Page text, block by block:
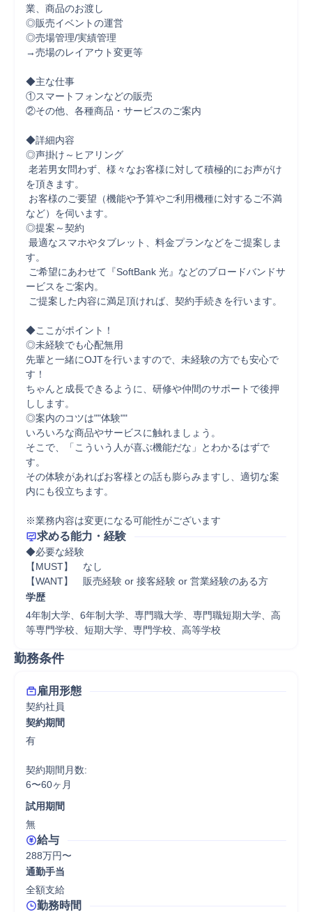
業、商品のお渡し
◎販売イベントの運営
◎売場管理/実績管理
→売場のレイアウト変更等
◆主な仕事
①スマートフォンなどの販売
②その他、各種商品・サービスのご案内
◆詳細内容
◎声掛け～ヒアリング
を頂きます。
など）を伺います。
◎提案～契約
す。
ービスをご案内。
◆ここがポイント！
◎未経験でも心配無用
先輩と一緒にOJTを行いますので、未経験の方でも安心で
す！
ちゃんと成長できるように、研修や仲間のサポートで後押
しします。
◎案内のコツは""体験""
いろいろな商品やサービスに触れましょう。
そこで、「こういう人が喜ぶ機能だな」とわかるはずで
す。
その体験があればお客様との話も膨らみますし、適切な案
内にも役立ちます。
※業務内容は変更になる可能性がございます
求める能力・経験
◆必要な経験
【MUST】　なし
【WANT】　販売経験 or 接客経験 or 営業経験のある方
学歴
4年制大学、6年制大学、専門職大学、専門職短期大学、高
等専門学校、短期大学、専門学校、高等学校
勤務条件
雇用形態
契約社員
契約期間
有
契約期間月数:
6〜60ヶ月
試用期間
無
給与
288万円〜
通勤手当
全額支給
勤務時間